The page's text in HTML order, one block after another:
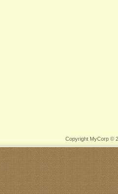
Copyright MyCorp ©